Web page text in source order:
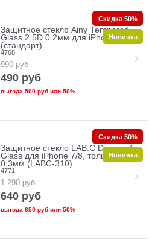
Защитное стекло Ainy Tempered
Glass 2.5D 0.2мм для iPhone 7/8
(стандарт)
4768
990 руб
490 руб
выгода 500 рубили 50%
Скидка 50%
Новинка
Защитное стекло LAB.C Diamond
Glass для iPhone 7/8, толщина
0.3мм (LABC-310)
4771
1 290 руб
640 руб
выгода 650 рубили 50%
Скидка 50%
Новинка